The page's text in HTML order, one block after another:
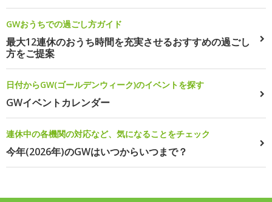
GWおうちでの過ごし方ガイド
最大12連休のおうち時間を充実させるおすすめの過ごし
方をご提案
日付からGW(ゴールデンウィーク)のイベントを探す
GWイベントカレンダー
連休中の各機関の対応など、気になることをチェック
今年(2026年)のGWはいつからいつまで？